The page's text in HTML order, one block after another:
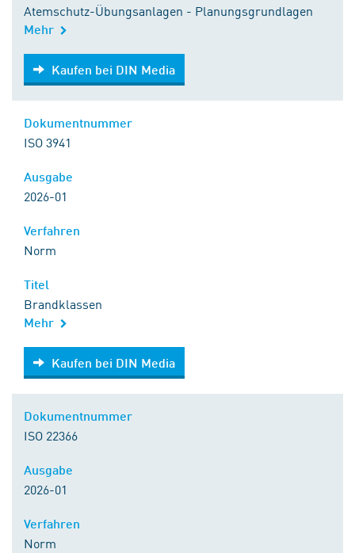
Atemschutz-Übungsanlagen - Planungsgrundlagen
Mehr
Kaufen bei DIN Media
Kaufen bei DIN Media
ISO 3941
2026-01
Norm
Brandklassen
Mehr
Kaufen bei DIN Media
Kaufen bei DIN Media
ISO 22366
2026-01
Norm